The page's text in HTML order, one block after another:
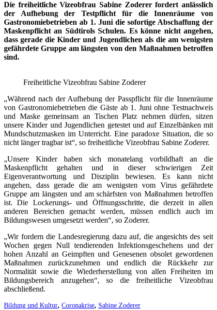
Die freiheitliche Vizeobfrau Sabine Zoderer fordert anlässlich
der Aufhebung der Testpflicht für die Innenräume von
Gastronomiebetrieben ab 1. Juni die sofortige Abschaffung der
Maskenpflicht an Südtirols Schulen. Es könne nicht angehen,
dass gerade die Kinder und Jugendlichen als die am wenigsten
gefährdete Gruppe am längsten von den Maßnahmen betroffen
sind.
Freiheitliche Vizeobfrau Sabine Zoderer
„Während nach der Aufhebung der Passpflicht für die Innenräume
von Gastronomiebetrieben die Gäste ab 1. Juni ohne Testnachweis
und Maske gemeinsam an Tischen Platz nehmen dürfen, sitzen
unsere Kinder und Jugendlichen getestet und auf Einzelbänken mit
Mundschutzmasken im Unterricht. Eine paradoxe Situation, die so
nicht länger tragbar ist“, so freiheitliche Vizeobfrau Sabine Zoderer.
„Unsere Kinder haben sich monatelang vorbildhaft an die
Maskenpflicht gehalten und in dieser schwierigen Zeit
Eigenverantwortung und Disziplin bewiesen. Es kann nicht
angehen, dass gerade die am wenigsten vom Virus gefährdete
Gruppe am längsten und am schärfsten von Maßnahmen betroffen
ist. Die Lockerungs- und Öffnungsschritte, die derzeit in allen
anderen Bereichen gemacht werden, müssen endlich auch im
Bildungswesen umgesetzt werden“, so Zoderer.
„Wir fordern die Landesregierung dazu auf, die angesichts des seit
Wochen gegen Null tendierenden Infektionsgeschehens und der
hohen Anzahl an Geimpften und Genesenen obsolet gewordenen
Maßnahmen zurückzunehmen und endlich die Rückkehr zur
Normalität sowie die Wiederherstellung von allen Freiheiten im
Bildungsbereich anzugehen“, so die freiheitliche Vizeobfrau
abschließend.
Bildung und Kultur, Coronakrise, Sabine Zoderer